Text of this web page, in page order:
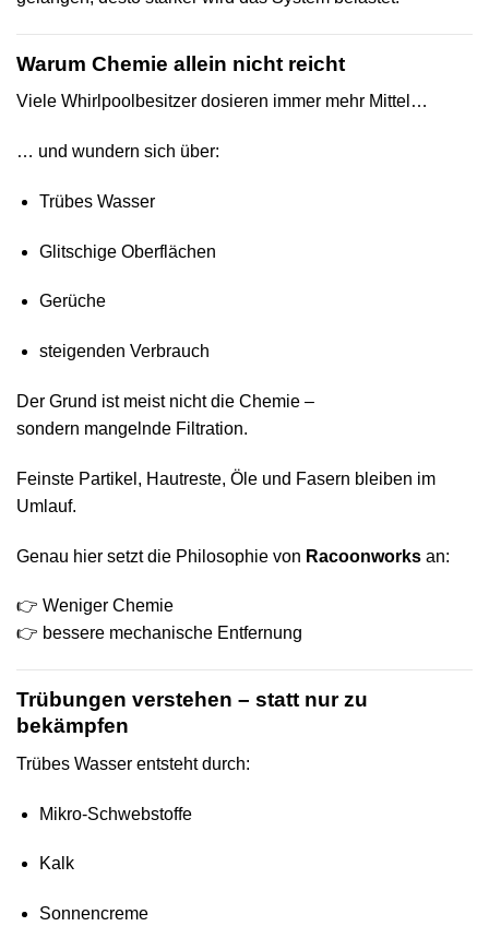
Warum Chemie allein nicht reicht
Viele Whirlpoolbesitzer dosieren immer mehr Mittel…
… und wundern sich über:
Trübes Wasser
Glitschige Oberflächen
Gerüche
steigenden Verbrauch
Der Grund ist meist nicht die Chemie –
sondern mangelnde Filtration.
Feinste Partikel, Hautreste, Öle und Fasern bleiben im
Umlauf.
Genau hier setzt die Philosophie von Racoonworks an:
👉 Weniger Chemie
👉 bessere mechanische Entfernung
Trübungen verstehen – statt nur zu
bekämpfen
Trübes Wasser entsteht durch:
Mikro-Schwebstoffe
Kalk
Sonnencreme